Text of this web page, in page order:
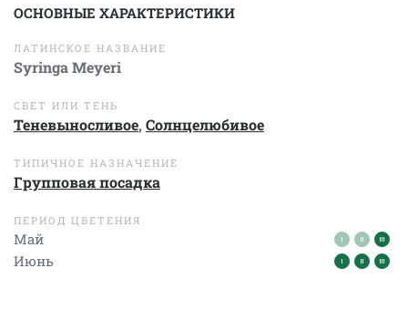
ОСНОВНЫЕ ХАРАКТЕРИСТИКИ
ЛАТИНСКОЕ НАЗВАНИЕ
Syringa Meyeri
СВЕТ ИЛИ ТЕНЬ
Теневыносливое, Солнцелюбивое
ТИПИЧНОЕ НАЗНАЧЕНИЕ
Групповая посадка
ПЕРИОД ЦВЕТЕНИЯ
Май
Июнь